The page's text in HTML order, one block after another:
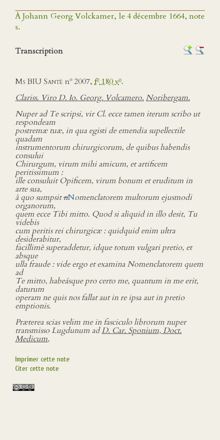
À Johann Georg Volckamer, le 4 décembre 1664, note
s.
Transcription
Ms BIU Santé no 2007, fo180 vo.
Clariss. Viro D. Io. Georg. Volcamero. Noribergam.
Nuper ad Te scripsi, vir Cl. ecce tamen iterum scribo ut
respondeam
postremæ tuæ, in qua egisti de emendia supellectile
quadam
instrumentorum chirurgicorum, de quibus habendis
consului
Chirurgum, virum mihi amicum, et artificem
peritissimum :
ille consuluit Opificem, virum bonum et eruditum in
arte sua,
à quo sumpsitnNomenclatorem multorum ejusmodi
organorum,
quem ecce Tibi mitto. Quod si aliquid in illo desit, Tu
videbis
cum peritis rei chirurgicæ : quidquid enim ultra
desiderabitur,
facillimè superaddetur, idque totum vulgari pretio, et
absque
ulla fraude : vide ergo et examina Nomenclatorem quem
ad
Te mitto, habeásque pro certo me, quantum in me erit,
daturum
operam ne quis nos fallat aut in re ipsa aut in pretio
emptionis.
Præterea scias velim me in fasciculo librorum nuper
transmisso Lugdunum adD. Car. Sponium, Doct.
Medicum,
Imprimer cette note
Citer cette note